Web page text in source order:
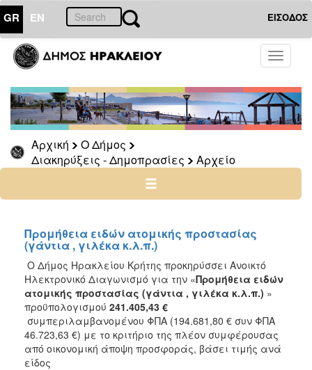
GR EN ΕΙΣΟΔΟΣ
Toggle
Αρχική
Ο Δήμος
Διακηρύξεις - Δημοπρασίες
Αρχείο
ΔΗΜΟΣ
Διακηρύξεις
-
Δημοπρασίες
Αρχείο
2026
2024
2022
2021
2020
2019
2018
2017
Προμήθεια ειδών ατομικής προστασίας
(γάντια , γιλέκα κ.λ.π.)
Ο Δήμος Ηρακλείου Κρήτης προκηρύσσει Ανοικτό
Ηλεκτρονικό Διαγωνισμό για την «Προμήθεια ειδών
ατομικής προστασίας (γάντια , γιλέκα κ.λ.π.) »
προϋπολογισμού 241.405,43 €
συμπεριλαμβανομένου ΦΠΑ (194.681,80 € συν ΦΠΑ
46.723,63 €) με το κριτήριο της πλέον συμφέρουσας
από οικονομική άποψη προσφοράς, βάσει τιμής ανά
είδος